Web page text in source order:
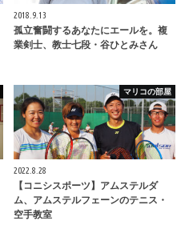
2018.9.13
孤立奮闘するあなたにエールを。複
業剣士、教士七段・谷ひとみさん
マリコの部屋
2022.8.28
【コニシスポーツ】アムステルダ
ム、アムステルフェーンのテニス・
空手教室